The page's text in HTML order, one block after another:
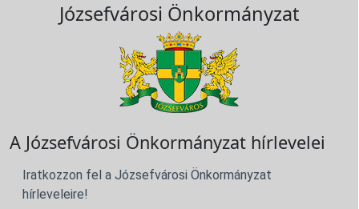
Józsefvárosi Önkormányzat
A Józsefvárosi Önkormányzat hírlevelei
Iratkozzon fel a Józsefvárosi Önkormányzat
hírleveleire!